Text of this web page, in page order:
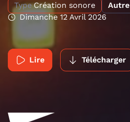
Type Création sonore
Autre
Dimanche 12 Avril 2026
Lire Télécharger